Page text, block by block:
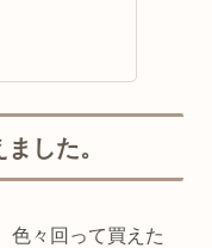
した。
色々回って買えた